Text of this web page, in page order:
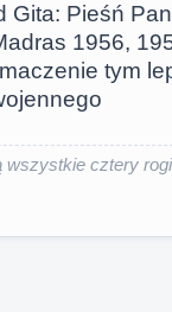
Gita: Pieśń
1956,
tym
cztery